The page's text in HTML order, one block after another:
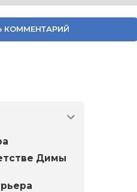
КОММЕНТАРИЙ
Димы